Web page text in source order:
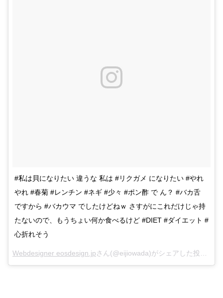
#私は貝になりたい 違うな 私は #リクガメ になりたい #やれ
やれ #春菊 #レンチン #ネギ #少々 #ポン酢 で ん？ #バカ舌
ですから #バカウマ でしたけどねｗ さすがにこれだけじゃ持
たないので、もうちょい何か食べるけど #DIET #ダイエット #
心折れそう
Webdesigner eosdesign.jpさん(@eijiowada)がシェアした投稿 –